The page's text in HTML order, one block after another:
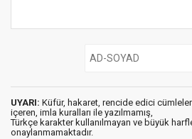
UYARI: Küfür, hakaret, rencide edici cümleler
içeren, imla kuralları ile yazılmamış,
Türkçe karakter kullanılmayan ve büyük
onaylanmamaktadır.